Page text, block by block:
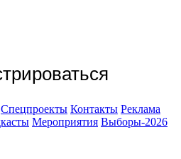
Спецпроекты Контакты Реклама
Мероприятия Выборы-2026